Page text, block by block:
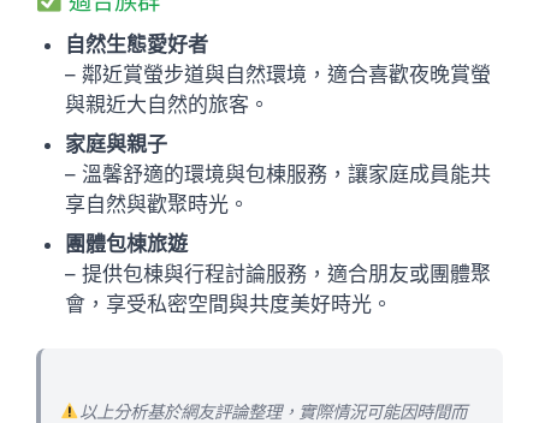
自然生態愛好者
– 鄰近賞螢步道與自然環境，適合喜歡夜晚賞螢
與親近大自然的旅客。
家庭與親子
– 溫馨舒適的環境與包棟服務，讓家庭成員能共
享自然與歡聚時光。
團體包棟旅遊
– 提供包棟與行程討論服務，適合朋友或團體聚
會，享受私密空間與共度美好時光。
以上分析基於網友評論整理，實際情況可能因時間而